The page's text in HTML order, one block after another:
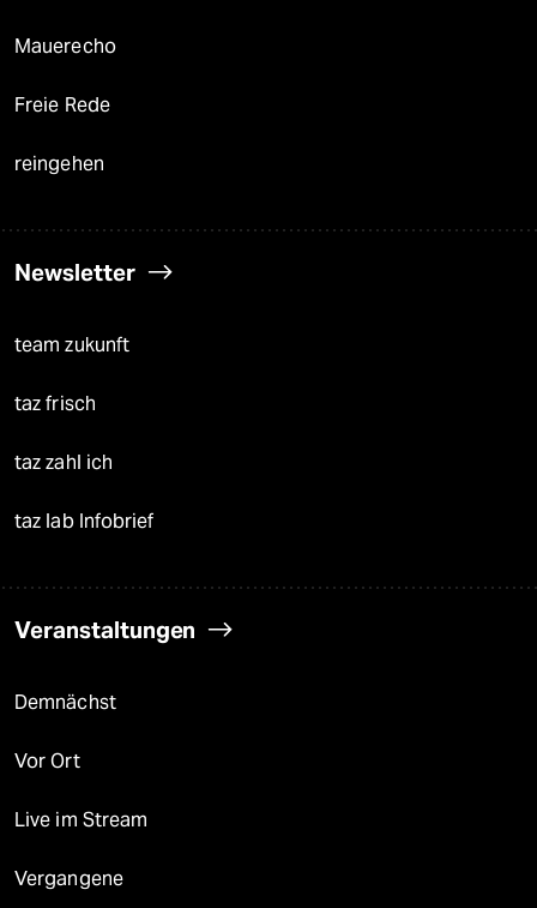
Mauerecho
Freie Rede
reingehen
Newsletter
team zukunft
taz frisch
taz zahl ich
taz lab Infobrief
Veranstaltungen
Demnächst
Vor Ort
Live im Stream
Vergangene